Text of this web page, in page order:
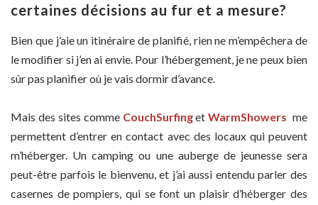
certaines décisions au fur et a mesure?
Bien que j’aie un itinéraire de planifié, rien ne m’empêchera de
le modifier si j’en ai envie. Pour l’hébergement, je ne peux bien
sûr pas planifier où je vais dormir d’avance.
Mais des sites comme CouchSurfingetWarmShowers me
permettent d’entrer en contact avec des locaux qui peuvent
m’héberger. Un camping ou une auberge de jeunesse sera
peut-être parfois le bienvenu, et j’ai aussi entendu parler des
casernes de pompiers, qui se font un plaisir d’héberger des